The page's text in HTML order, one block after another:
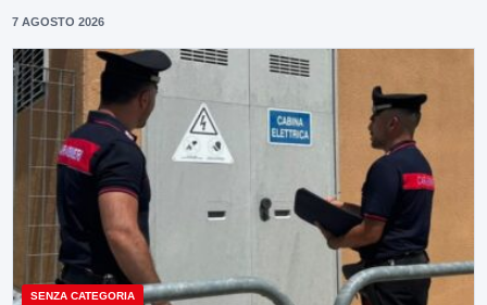
7 AGOSTO 2026
SENZA CATEGORIA